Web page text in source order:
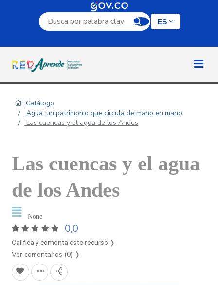
Campo de búsqueda por palabra clave
ES
Catálogo
Agua: un patrimonio que circula de mano en mano
Las cuencas y el agua de los Andes
Las cuencas y el agua
de los Andes
None
0,0
Califica y comenta este recurso ❭
Ver comentarios (0) ❭